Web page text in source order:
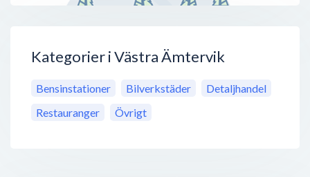
Kategorier i Västra Ämtervik
Bensinstationer Bilverkstäder
Detaljhandel
Restauranger
Övrigt